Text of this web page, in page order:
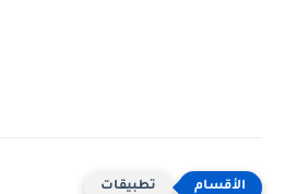
تطبيقات